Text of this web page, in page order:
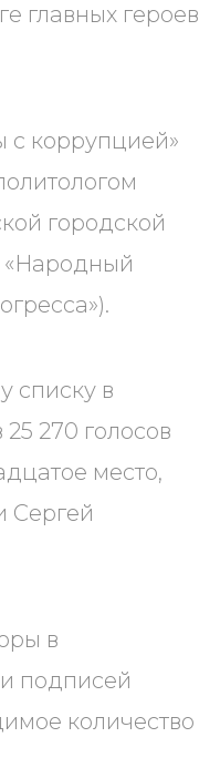
главных героев
с коррупцией»
городской
«Народный
списку в
270 голосов
место,
Сергей
в
подписей
количество